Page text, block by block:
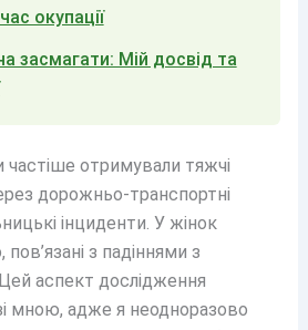
окупації
засмагати: Мій досвід та
частіше отримували тяжчі
дорожньо-транспортні
інциденти. У жінок
з падіннями з
аспект дослідження
мною, адже я неодноразово